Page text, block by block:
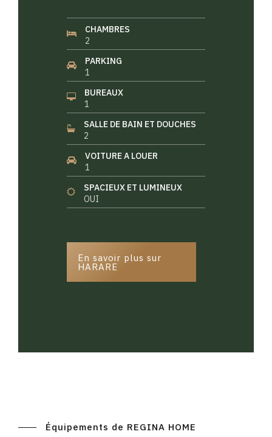
CHAMBRES
2
PARKING
1
BUREAUX
1
SALLE DE BAIN ET DOUCHES
2
VOITURE A LOUER
1
SPACIEUX ET LUMINEUX
OUI
En savoir plus sur
HARARE
Équipements de REGINA HOME